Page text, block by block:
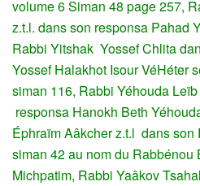
volume 6 Siman 48 page 257,
z.t.l. dans son responsa Pahad
Rabbi Yitshak Yossef Chlita
Yossef Halakhot Isour VéHéter
siman 116, Rabbi Yéhouda
responsa Hanokh Beth
Éphraïm Aâkcher z.t.l dans
siman 42 au nom du
Michpatim, Rabbi Yaâkov